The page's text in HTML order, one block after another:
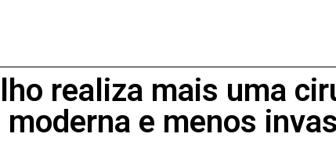
realiza mais uma
e menos